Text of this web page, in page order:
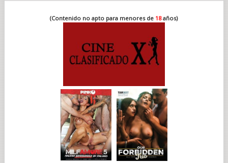
(Contenido no apto para menores de 18años)